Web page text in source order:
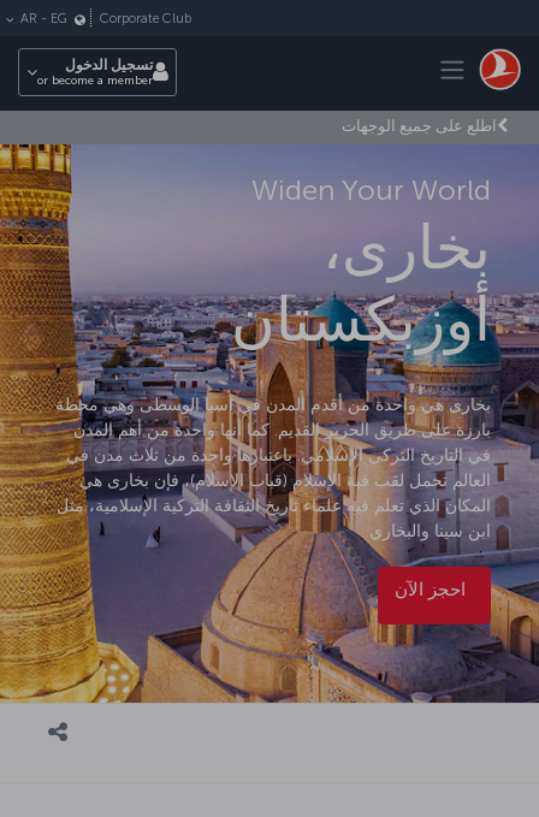
Toggle navigation
Corporate Club
AR - EG
تسجيل الدخول
or become a member
اطلع على جميع الوجهات
Widen Your World
بخارى،
أوزبكستان
بخارى هي واحدة من أقدم المدن في آسيا الوسطى وهي محطة
بارزة على طريق الحرير القديم. كما أنها واحدة من أهم المدن
في التاريخ التركي الإسلامي. باعتبارها واحدة من ثلاث مدن في
العالم تحمل لقب قبة الإسلام (قباب الإسلام)، فإن بخارى هي
المكان الذي تعلم فيه علماء تاريخ الثقافة التركية الإسلامية، مثل
ابن سينا والبخاري.
احجز الآن